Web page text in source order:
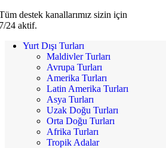
destek kanallarımız sizin için
24 aktif.
Yurt Dışı Turları
Maldivler Turları
Avrupa Turları
Amerika Turları
Latin Amerika Turları
Asya Turları
Uzak Doğu Turları
Orta Doğu Turları
Afrika Turları
Tropik Adalar